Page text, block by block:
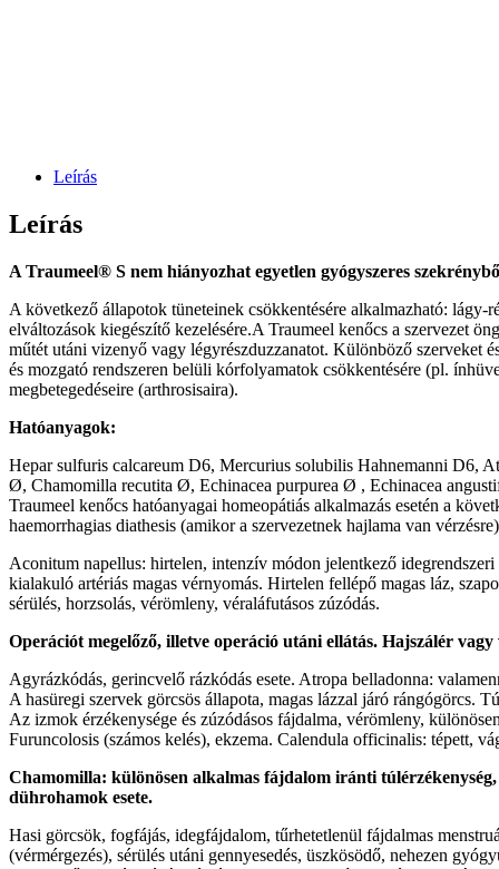
Leírás
Leírás
A Traumeel® S nem hiányozhat egyetlen gyógyszeres
A következő állapotok tüneteinek csökkentésére alkalmazható: lágy-
elváltozások kiegészítő kezelésére.A Traumeel kenőcs a szervezet
műtét utáni vizenyő vagy légyrészduzzanatot. Különböző szerveket
és mozgató rendszeren belüli kórfolyamatok csökkentésére (pl.
megbetegedéseire (arthrosisaira).
Hatóanyagok:
Hepar sulfuris calcareum D6, Mercurius solubilis Hahnemanni
Ø, Chamomilla recutita Ø, Echinacea purpurea Ø , Echinacea
Traumeel kenőcs hatóanyagai homeopátiás alkalmazás esetén a
haemorrhagias diathesis (amikor a szervezetnek hajlama van
Aconitum napellus: hirtelen, intenzív módon jelentkező
kialakuló artériás magas vérnyomás. Hirtelen fellépő magas láz,
sérülés, horzsolás, vérömleny, véraláfutásos zúzódás.
Operációt megelőző, illetve operáció utáni ellátás. Hajszálér
Agyrázkódás, gerincvelő rázkódás esete. Atropa belladonna:
A hasüregi szervek görcsös állapota, magas lázzal járó rángógörcs.
Az izmok érzékenysége és zúzódásos fájdalma, vérömleny,
Furuncolosis (számos kelés), ekzema. Calendula officinalis: tépett,
Chamomilla: különösen alkalmas fájdalom iránti
dührohamok esete.
Hasi görcsök, fogfájás, idegfájdalom, tűrhetetlenül fájdalmas
(vérmérgezés), sérülés utáni gennyesedés, üszkösödő, nehezen